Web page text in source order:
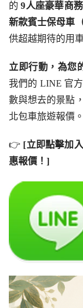
的 9人座豪華商
新款賓士保母車
供超越期待的用
立即行動，為您
我們的 LINE 官
數與想去的景點
北包車旅遊報價。
👉 [立即點擊加
惠報價！]